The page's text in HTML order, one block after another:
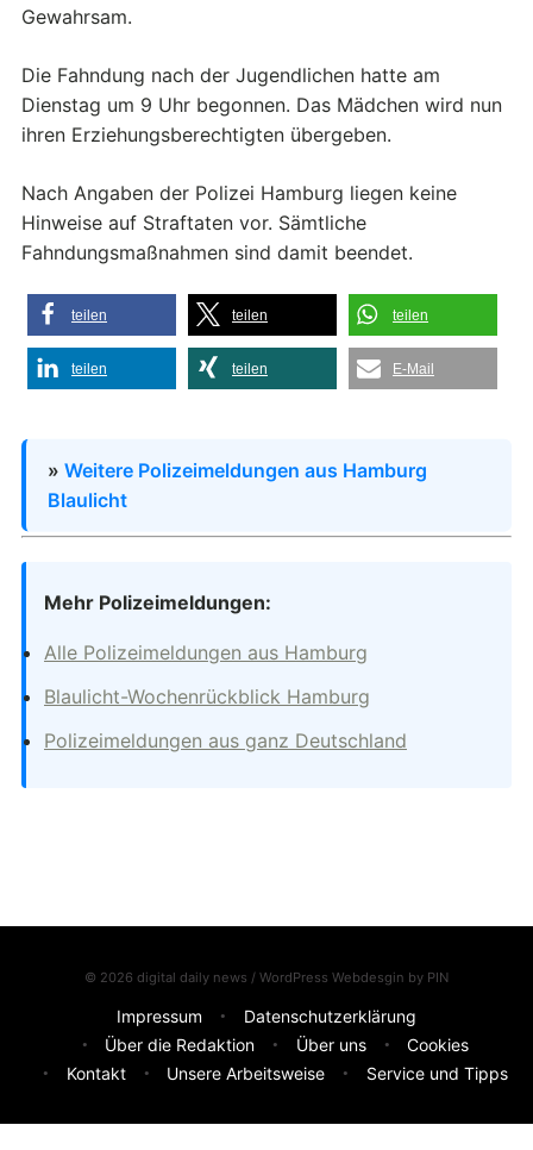
Gewahrsam.
Die Fahndung nach der Jugendlichen hatte am
Dienstag um 9 Uhr begonnen. Das Mädchen wird nun
ihren Erziehungsberechtigten übergeben.
Nach Angaben der Polizei Hamburg liegen keine
Hinweise auf Straftaten vor. Sämtliche
Fahndungsmaßnahmen sind damit beendet.
teilen teilen teilen
teilen teilen E-Mail
» Weitere Polizeimeldungen aus Hamburg
Blaulicht
Mehr Polizeimeldungen:
Alle Polizeimeldungen aus Hamburg
Blaulicht-Wochenrückblick Hamburg
Polizeimeldungen aus ganz Deutschland
© 2026 digital daily news / WordPress Webdesgin by PIN
Impressum
Datenschutzerklärung
Über die Redaktion
Über uns
Cookies
Kontakt
Unsere Arbeitsweise Service und Tipps